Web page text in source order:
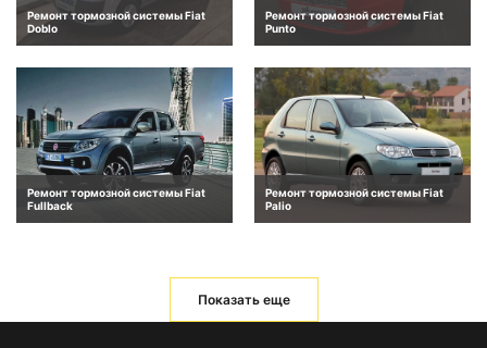
Ремонт тормозной системы Fiat
Doblo
Ремонт тормозной системы Fiat
Punto
Ремонт тормозной системы Fiat
Fullback
Ремонт тормозной системы Fiat
Palio
Показать еще